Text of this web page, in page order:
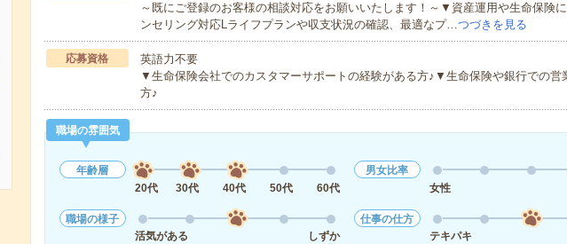
～既にご登録のお客様の相談対応をお願いいたします！～▼資産運用や生命保険
ンセリング対応Lライフプランや収支状況の確認、最適なプ…つづきを見る
応募資格
英語力不要
▼生命保険会社でのカスタマーサポートの経験がある方♪▼生命保険や銀行での営
方♪
職場の雰囲気
年齢層
20代
30代 40代 50代 60代
男女比率
女性
職場の様子
活気がある
しずか
仕事の仕方
テキパキ